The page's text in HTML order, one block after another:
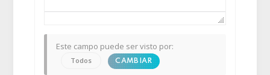
Este campo puede ser visto por:
Todos CAMBIAR